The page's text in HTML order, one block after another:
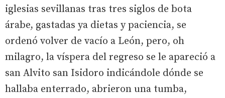
iglesias sevillanas tras tres siglos de bota
árabe, gastadas ya dietas y paciencia, se
ordenó volver de vacío a León, pero, oh
milagro, la víspera del regreso se le apareció a
san Alvito san Isidoro indicándole dónde se
hallaba enterrado, abrieron una tumba,